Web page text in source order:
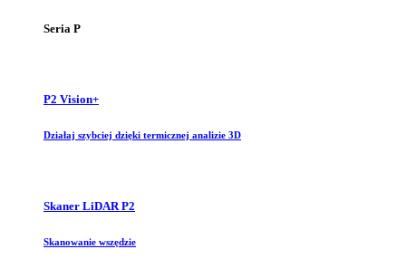
Seria P
P2 Vision+
Działaj szybciej dzięki termicznej analizie 3D
Skaner LiDAR P2
Skanowanie wszędzie